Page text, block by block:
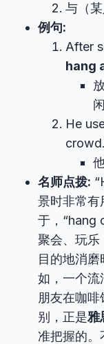
与（
例句:
After
hang
He
crowd.
名师点拨:
景时非常有
于，“hang
聚会、玩乐
目的地消磨
如，一个流
朋友在咖
别，正是雅
准把握的。